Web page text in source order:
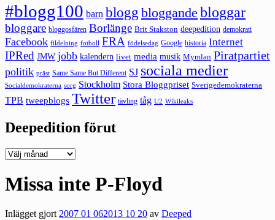
#blogg100 barn blogg bloggande bloggar
bloggare bloggosfären Borlänge Brit Stakston deepedition demokrati
Facebook fildelning fotboll FRA födelsedag Google historia Internet
IPRed JMW jobb kalendern livet media musik Mymlan Piratpartiet
politik präst Same Same But Different SJ sociala medier
Socialdemokraterna sorg Stockholm Stora Bloggpriset Sverigedemokraterna
TPB tweepblogs Twitter tävling tåg U2 Wikileaks
Deepedition förut
Deepedition
Missa inte P-Floyd
Inlägget gjort2007 01 062013 10 20 av Deeped